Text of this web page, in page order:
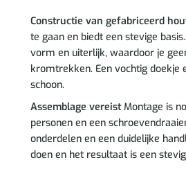
Constructie van gefabriceerd
te gaan en biedt een stevige
vorm en uiterlijk, waardoor je
kromtrekken. Een vochtig doekje
schoon.
Assemblage vereistMontage is
personen en een
onderdelen en een duidelijke
doen en het resultaat is een